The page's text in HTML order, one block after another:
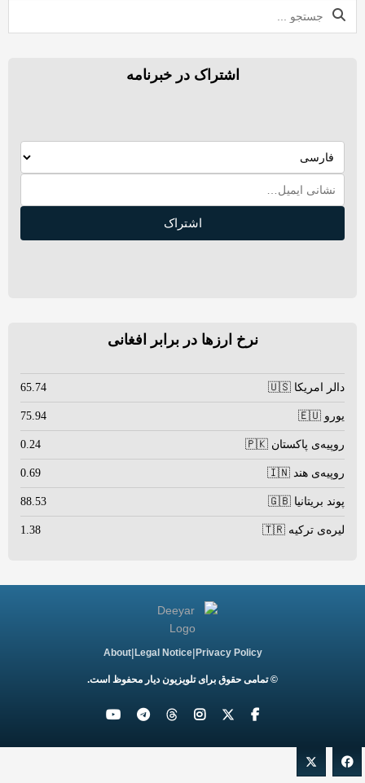
اشتراک در خبرنامه
اشتراک
نرخ ارزها در برابر افغانی
دالر امریکا 🇺🇸 65.74
یورو 🇪🇺 75.94
روپیه‌ی پاکستان 🇵🇰 0.24
روپیه‌ی هند 🇮🇳 0.69
پوند بریتانیا 🇬🇧 88.53
لیره‌ی ترکیه 🇹🇷 1.38
Privacy Policy
|
Legal Notice
|
About
© تمامی حقوق برای تلویزیون دیار محفوظ است.